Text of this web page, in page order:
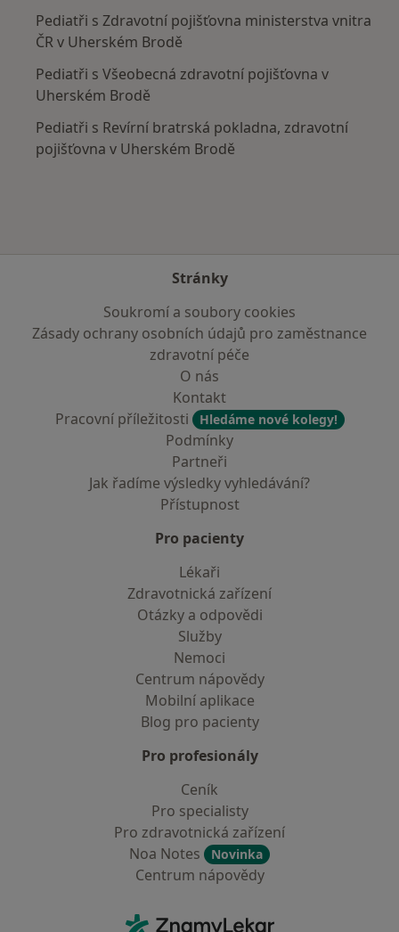
Pediatři s Zdravotní pojišťovna ministerstva vnitra
ČR v Uherském Brodě
Pediatři s Všeobecná zdravotní pojišťovna v
Uherském Brodě
Pediatři s Revírní bratrská pokladna, zdravotní
pojišťovna v Uherském Brodě
Stránky
Soukromí a soubory cookies
Zásady ochrany osobních údajů pro zaměstnance
zdravotní péče
O nás
Kontakt
Pracovní příležitosti
Hledáme nové kolegy!
Podmínky
Partneři
Jak řadíme výsledky vyhledávání?
Přístupnost
Pro pacienty
Lékaři
Zdravotnická zařízení
Otázky a odpovědi
Služby
Nemoci
Centrum nápovědy
Mobilní aplikace
Blog pro pacienty
Pro profesionály
Ceník
Pro specialisty
Pro zdravotnická zařízení
Noa Notes
Novinka
Centrum nápovědy
ZnamyLekar - Hlavní stránka